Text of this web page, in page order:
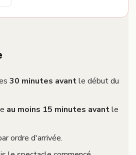
30 minutes avantle début du
au moins 15 minutes avantle
ordre d'arrivée.